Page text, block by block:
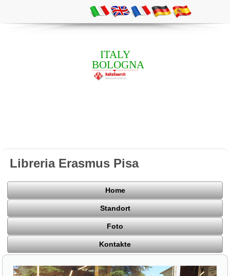
ITALY
BOLOGNA
Libreria Erasmus Pisa
Home
Standort
Foto
Kontakte